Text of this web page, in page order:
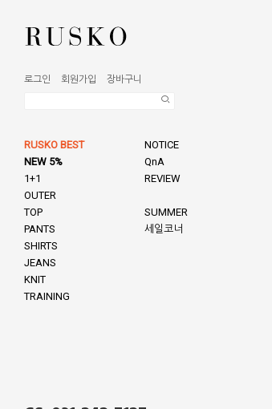
로그인 회원가입 장바구니
RUSKO BEST
NEW 5%
1+1
OUTER
TOP
PANTS
SHIRTS
JEANS
KNIT
TRAINING
NOTICE
QnA
REVIEW
SUMMER
세일코너